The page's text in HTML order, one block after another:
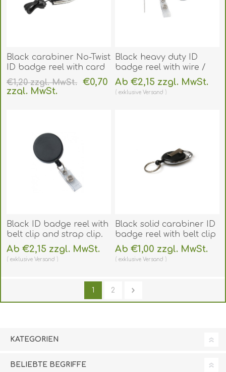
Black carabiner No-Twist
ID badge reel with card
clip. 60270142U
(DE,SE,NO,FI,RO,PL)
€1,20 zzgl. MwSt.
€0,70
zzgl. MwSt.
Black heavy duty ID
badge reel with wire /
steel cord / cable, belt
clip and strap clip.
60270144
Ab €2,15 zzgl. MwSt.
exklusiveVersand
Black ID badge reel with
belt clip and strap clip.
60270145
(DE,SE,NO,FI,RO,PL)
Ab €2,15 zzgl. MwSt.
exklusiveVersand
Black solid carabiner ID
badge reel with belt clip
and key ring. 60270230
(DE,SE,NO,FI,RO,PL)
Ab €1,00 zzgl. MwSt.
exklusiveVersand
1 2
KATEGORIEN
BELIEBTE BEGRIFFE